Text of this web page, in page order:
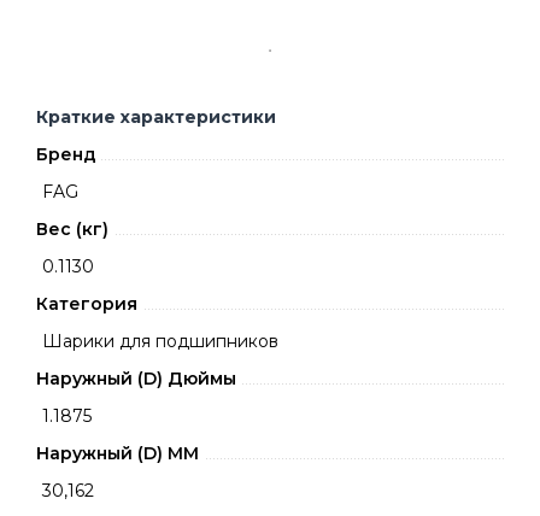
Краткие характеристики
Бренд
FAG
Вес (кг)
0.1130
Категория
Шарики для подшипников
Наружный (D) Дюймы
1.1875
Наружный (D) ММ
30,162